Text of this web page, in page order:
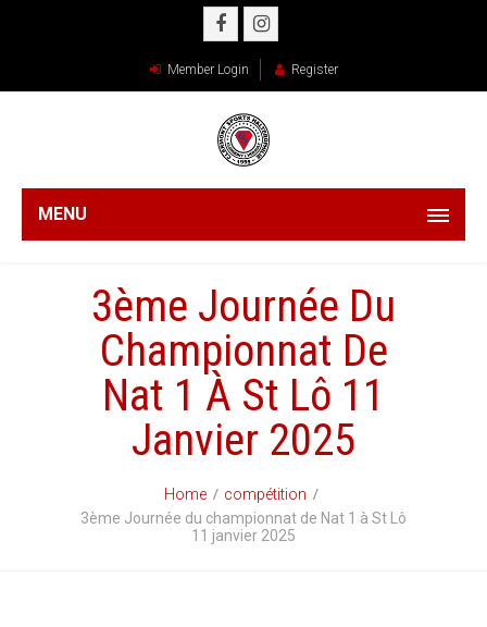
Member Login Register
MENU
3ème Journée Du
Championnat De
Nat 1 À St Lô 11
Janvier 2025
Home
compétition
3ème Journée du championnat de Nat 1 à St Lô
11 janvier 2025